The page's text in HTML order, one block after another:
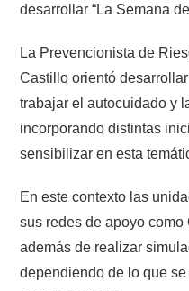
desarrollar “La Semana
La Prevencionista de
Castillo orientó
trabajar el autocuidado y
incorporando distintas
sensibilizar en esta
En este contexto las
sus redes de apoyo
además de realizar
dependiendo de lo que